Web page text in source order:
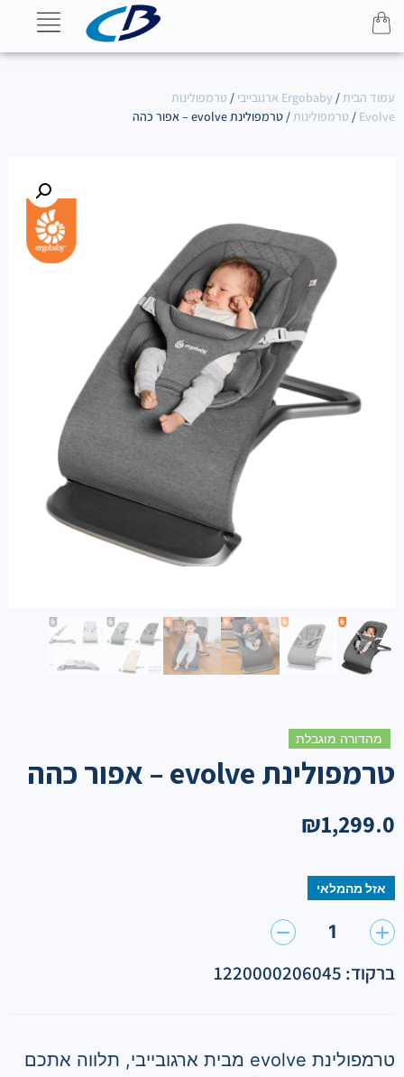
עמוד הבית/ Ergobaby ארגובייבי / טרמפולינות
Evolve
/ טרמפולינות/ טרמפולינת evolve – אפור כהה
מהדורה מוגבלת
טרמפולינת evolve – אפור כהה
₪1,299.0
אזל מהמלאי
1
ברקוד: 1220000206045
טרמפולינת מבית ארגובייבי, תלווה אתכם